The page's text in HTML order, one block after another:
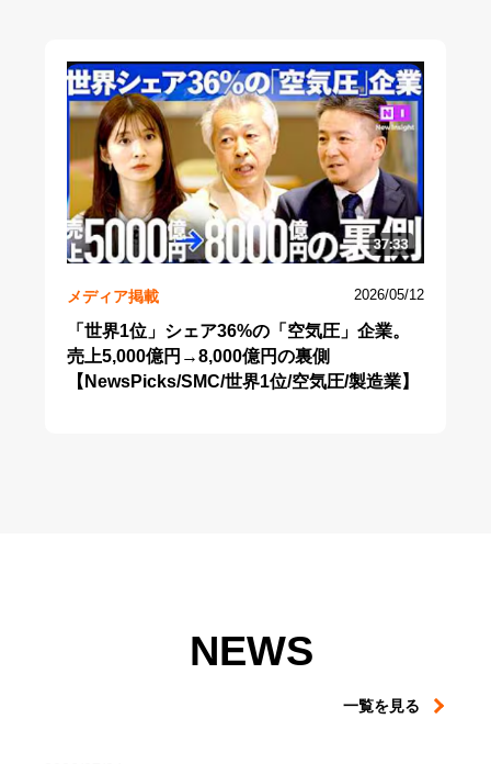
メディア掲載 2026/05/12
「世界1位」シェア36%の「空気圧」企業。
売上5,000億円→8,000億円の裏側
【NewsPicks/SMC/世界1位/空気圧/製造業】
NEWS
一覧を見る